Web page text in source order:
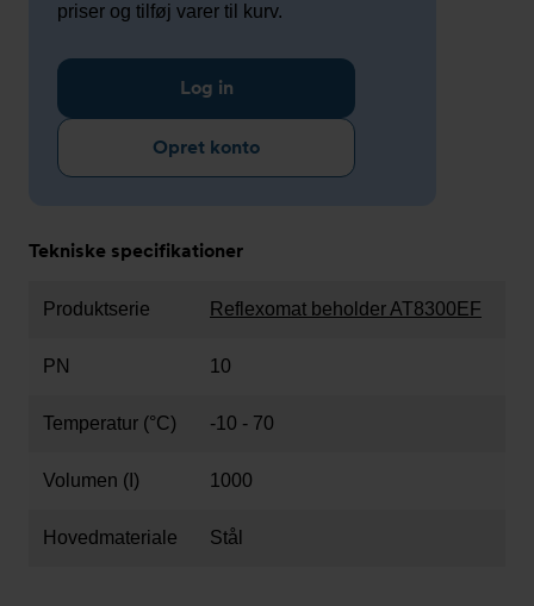
priser og tilføj varer til kurv.
Log in
Opret konto
Tekniske specifikationer
Produktserie Reflexomat beholder AT8300EF
PN 10
Temperatur (°C) -10 - 70
Volumen (I) 1000
Hovedmateriale Stål